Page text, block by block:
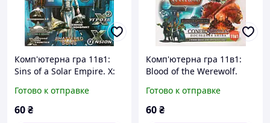
Комп'ютерна гра 11в1:
Sins of a Solar Empire. X:
Tension (PC DVD)
Готово к отправке
60₴
Комп'ютерна гра 11в1:
Blood of the Werewolf.
Legend of Grimrock (PC
DVD)
Готово к отправке
60₴